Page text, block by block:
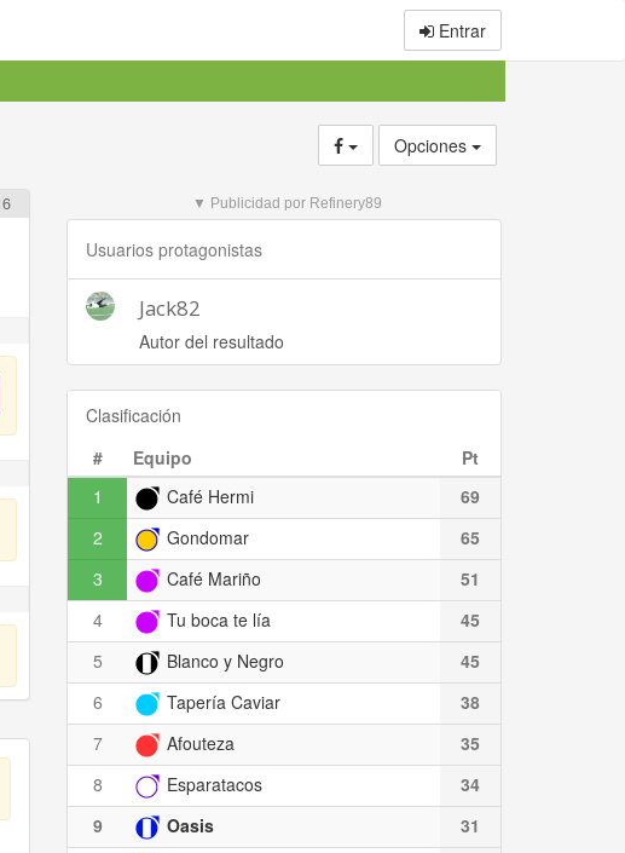
Entrar
Opciones
▼ Publicidad por Refinery89
Usuarios protagonistas
Jack82
Autor del resultado
Clasificación
#
Equipo
Pt
1
Café Hermi
69
2
Gondomar
65
3
Café Mariño
51
4
Tu boca te lía
45
5
Blanco y Negro
45
6
Tapería Caviar
38
7
Afouteza
35
8
Esparatacos
34
9
Oasis
31